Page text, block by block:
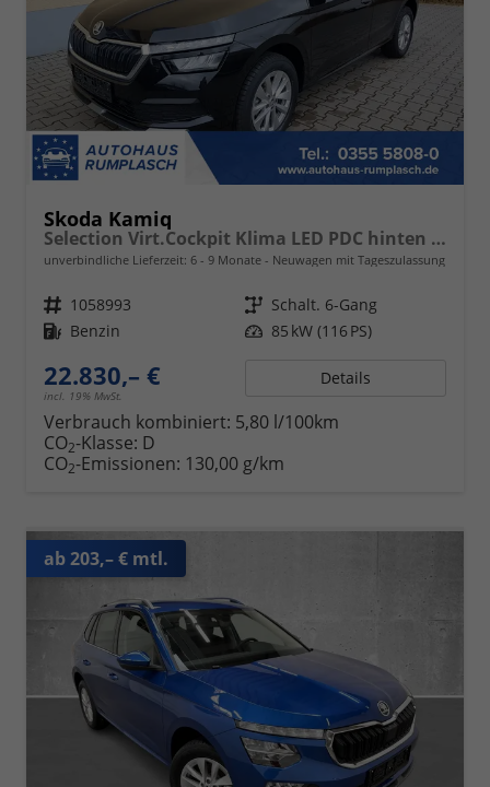
Skoda Kamiq
Selection Virt.Cockpit Klima LED PDC hinten Sitzheizung
unverbindliche Lieferzeit: 6 - 9 Monate Neuwagen mit Tageszulassung
Fahrzeugnr. 1058993 Getriebe Schalt. 6-Gang
Kraftstoff Benzin Leistung 85 kW (116 PS)
22.830,– €
incl. 19% MwSt.
Details
Verbrauch kombiniert: 5,80 l/100km
CO2-Klasse: D
CO2-Emissionen: 130,00 g/km
ab 203,– € mtl.